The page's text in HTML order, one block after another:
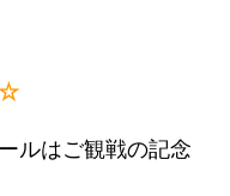
☆
ルはご観戦の記念